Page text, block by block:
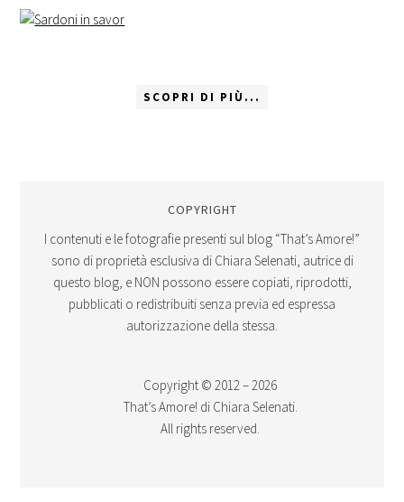
SCOPRI DI PIÙ...
COPYRIGHT
I contenuti e le fotografie presenti sul blog “That’s Amore!”
sono di proprietà esclusiva di Chiara Selenati, autrice di
questo blog, e NON possono essere copiati, riprodotti,
pubblicati o redistribuiti senza previa ed espressa
autorizzazione della stessa.
Copyright © 2012 – 2026
That’s Amore! di Chiara Selenati.
All rights reserved.